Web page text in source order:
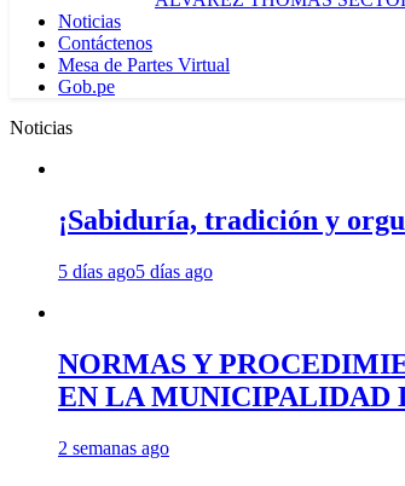
Noticias
Contáctenos
Mesa de Partes Virtual
Gob.pe
Noticias
¡Sabiduría, tradición y
5 días ago5 días ago
NORMAS Y
EN LA MUNICIPALIDAD
2 semanas ago